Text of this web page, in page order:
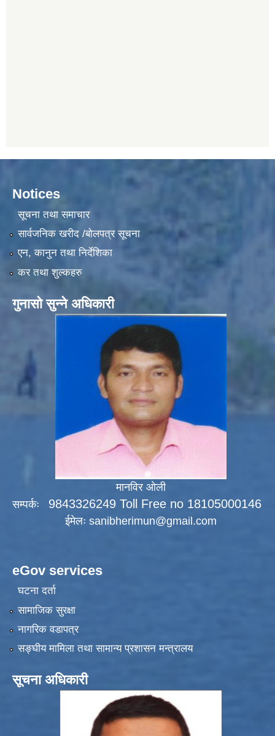
Notices
सूचना तथा समाचार
सार्वजनिक खरीद /बोलपत्र सूचना
एन, कानुन तथा निर्देशिका
कर तथा शुल्कहरु
गुनासो सुन्ने अधिकारी
मानविर ओली
सम्पर्कः 9843326249 Toll Free no 18105000146
ईमेलः sanibherimun@gmail.com
eGov services
घटना दर्ता
सामाजिक सुरक्षा
नागरिक वडापत्र
सङ्‍घीय मामिला तथा सामान्य प्रशासन मन्त्रालय
सूचना अधिकारी